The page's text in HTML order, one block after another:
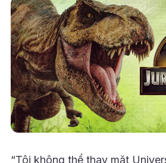
“Tôi không thể thay mặt